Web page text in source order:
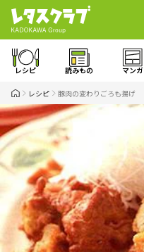
レシピ 読みもの マンガ
レシピ 豚肉の変わりごろも揚げ